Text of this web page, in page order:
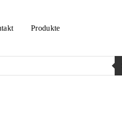
Produkte